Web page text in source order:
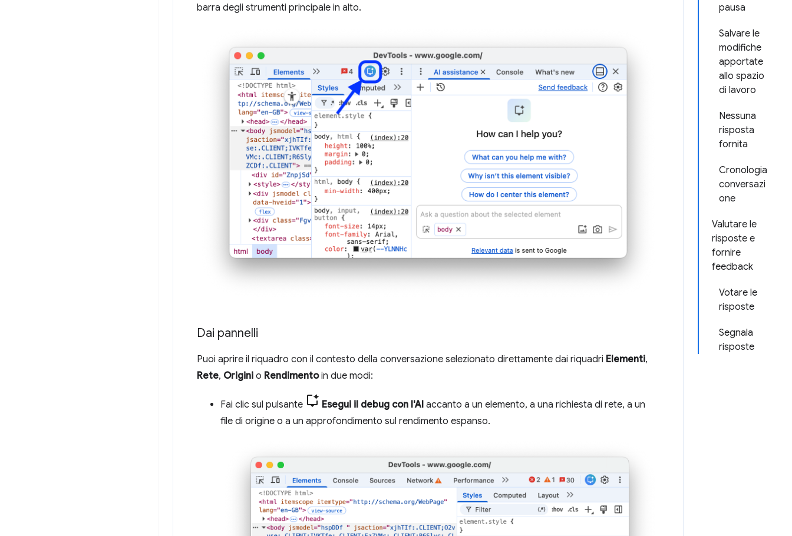
pausa
Salvare le
modifiche
apportate
allo spazio
di lavoro
Nessuna
risposta
fornita
Cronologia
conversazi
one
Valutare le
risposte e
fornire
feedback
Votare le
risposte
Segnala
risposte
barra degli strumenti principale in alto.
Dai pannelli
Puoi aprire il riquadro con il contesto della conversazione selezionato direttamente dai riquadri Elementi,
Rete, Origini o Rendimentoin due modi:
Fai clic sul pulsante Esegui il debug con l'AI accanto a un elemento, a una richiesta di rete, a un
file di origine o a un approfondimento sul rendimento espanso.